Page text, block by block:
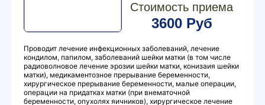
Стоимость приема
3600 Руб
Проводит лечение инфекционных заболеваний, лечение
кондилом, папилом, заболеваний шейки матки (в том числе
радиоволновое лечение эрозии шейки матки, конизаия шейки
матки), медикаментозное прерывание беременности,
хирургическое прерывание беременности, малые операции,
операции на придатках матки (при внематочной
беременности, опухолях яичников), хирургическое лечение